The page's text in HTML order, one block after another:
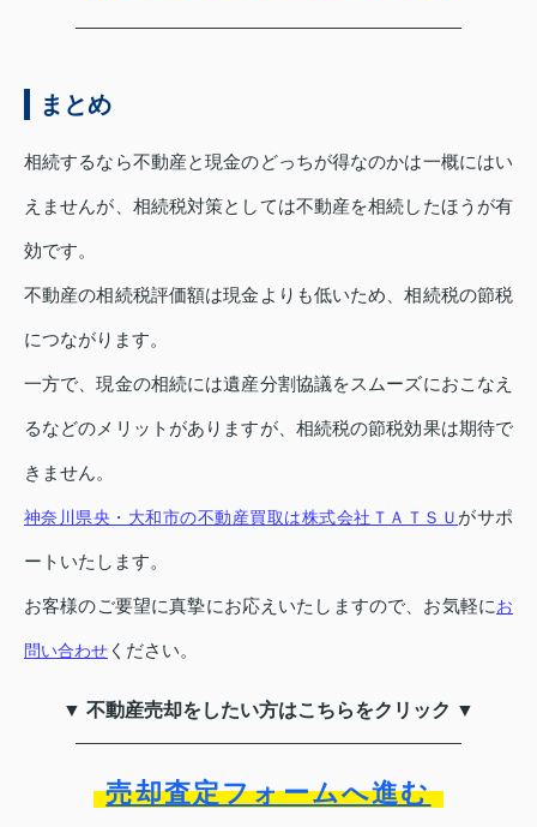
まとめ
相続するなら不動産と現金のどっちが得なのかは一概にはい
えませんが、相続税対策としては不動産を相続したほうが有
効です。
不動産の相続税評価額は現金よりも低いため、相続税の節税
につながります。
一方で、現金の相続には遺産分割協議をスムーズにおこなえ
るなどのメリットがありますが、相続税の節税効果は期待で
きません。
神奈川県央・大和市の不動産買取は株式会社ＴＡＴＳＵ がサポ
ートいたします。
お客様のご要望に真摯にお応えいたしますので、お気軽にお
問い合わせ ください。
▼ 不動産売却をしたい方はこちらをクリック ▼
売却査定フォームへ進む